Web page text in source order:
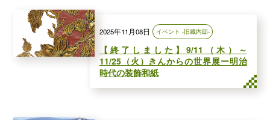
2025年11月08日 イベント -旧藏内邸-
【終了しました】9/11（木）～
11/25（火）きんからの世界展ー明治
時代の装飾和紙